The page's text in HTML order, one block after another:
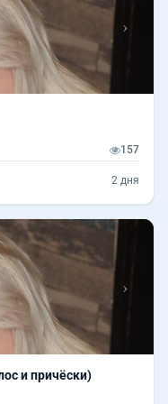
157
2 дня
и причёски)